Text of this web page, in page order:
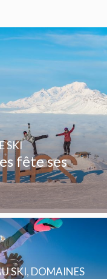
fête ses
SKI
SKI, DOMAINES